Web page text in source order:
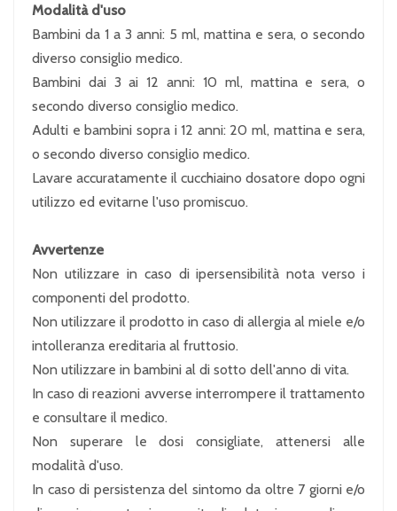
Modalità d'uso
Bambini da 1 a 3 anni: 5 ml, mattina e sera, o secondo
diverso consiglio medico.
Bambini dai 3 ai 12 anni: 10 ml, mattina e sera, o
secondo diverso consiglio medico.
Adulti e bambini sopra i 12 anni: 20 ml, mattina e sera,
o secondo diverso consiglio medico.
Lavare accuratamente il cucchiaino dosatore dopo ogni
utilizzo ed evitarne l'uso promiscuo.
Avvertenze
Non utilizzare in caso di ipersensibilità nota verso i
componenti del prodotto.
Non utilizzare il prodotto in caso di allergia al miele e/o
intolleranza ereditaria al fruttosio.
Non utilizzare in bambini al di sotto dell'anno di vita.
In caso di reazioni avverse interrompere il trattamento
e consultare il medico.
Non superare le dosi consigliate, attenersi alle
modalità d'uso.
In caso di persistenza del sintomo da oltre 7 giorni e/o